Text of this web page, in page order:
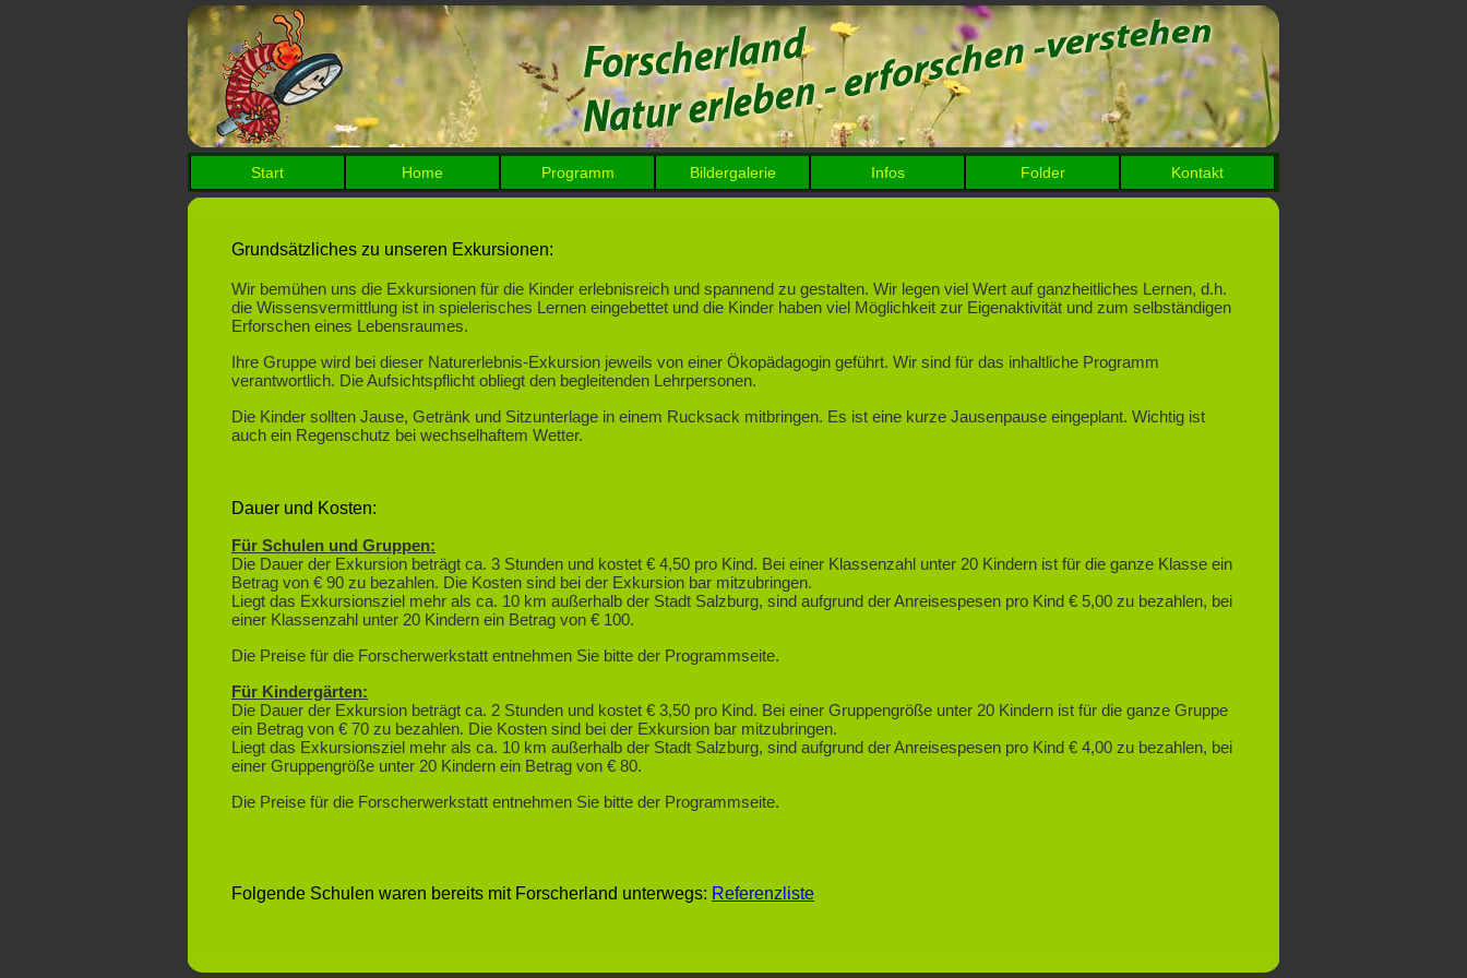
Start Home Programm Bildergalerie Infos Folder Kontakt
Grundsätzliches zu unseren Exkursionen:
Wir bemühen uns die Exkursionen für die Kinder erlebnisreich und spannend zu gestalten. Wir legen viel Wert auf ganzheitliches Lernen, d.h.
die Wissensvermittlung ist in spielerisches Lernen eingebettet und die Kinder haben viel Möglichkeit zur Eigenaktivität und zum selbständigen
Erforschen eines Lebensraumes.
Ihre Gruppe wird bei dieser Naturerlebnis-Exkursion jeweils von einer Ökopädagogin geführt. Wir sind für das inhaltliche Programm
verantwortlich. Die Aufsichtspflicht obliegt den begleitenden Lehrpersonen.
Die Kinder sollten Jause, Getränk und Sitzunterlage in einem Rucksack mitbringen. Es ist eine kurze Jausenpause eingeplant. Wichtig ist
auch ein Regenschutz bei wechselhaftem Wetter.
Dauer und Kosten:
Für Schulen und Gruppen:
Die Dauer der Exkursion beträgt ca. 3 Stunden und kostet € 4,50 pro Kind. Bei einer Klassenzahl unter 20 Kindern ist für die ganze Klasse ein
Betrag von € 90 zu bezahlen. Die Kosten sind bei der Exkursion bar mitzubringen.
Liegt das Exkursionsziel mehr als ca. 10 km außerhalb der Stadt Salzburg, sind aufgrund der Anreisespesen pro Kind € 5,00 zu bezahlen, bei
einer Klassenzahl unter 20 Kindern ein Betrag von € 100.
Die Preise für die Forscherwerkstatt entnehmen Sie bitte der Programmseite.
Für Kindergärten:
Die Dauer der Exkursion beträgt ca. 2 Stunden und kostet € 3,50 pro Kind. Bei einer Gruppengröße unter 20 Kindern ist für die ganze Gruppe
ein Betrag von € 70 zu bezahlen. Die Kosten sind bei der Exkursion bar mitzubringen.
Liegt das Exkursionsziel mehr als ca. 10 km außerhalb der Stadt Salzburg, sind aufgrund der Anreisespesen pro Kind € 4,00 zu bezahlen, bei
einer Gruppengröße unter 20 Kindern ein Betrag von € 80.
Die Preise für die Forscherwerkstatt entnehmen Sie bitte der Programmseite.
Folgende Schulen waren bereits mit Forscherland unterwegs: Referenzliste